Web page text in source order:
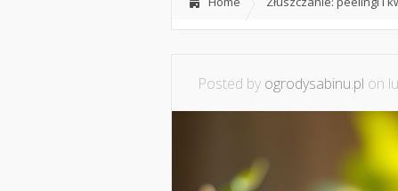
Posted by ogrodysabinu.pl on